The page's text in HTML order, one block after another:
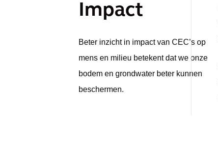
Impact
Beter inzicht in impact van CEC’s op
mens en milieu betekent dat we onze
bodem en grondwater beter kunnen
beschermen.